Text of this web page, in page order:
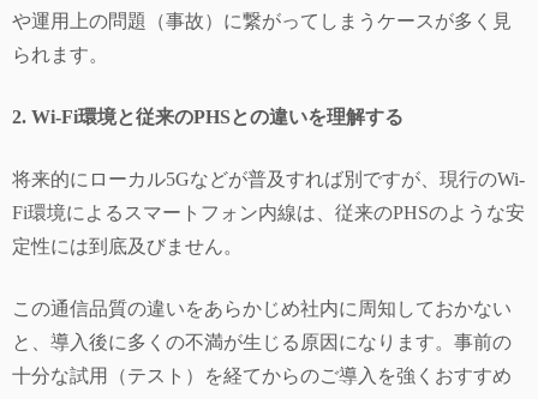
や運用上の問題（事故）に繋がってしまうケースが多く見
られます。
2. Wi-Fi環境と従来のPHSとの違いを理解する
将来的にローカル5Gなどが普及すれば別ですが、現行のWi-
Fi環境によるスマートフォン内線は、従来のPHSのような安
定性には到底及びません。
この通信品質の違いをあらかじめ社内に周知しておかない
と、導入後に多くの不満が生じる原因になります。事前の
十分な試用（テスト）を経てからのご導入を強くおすすめ